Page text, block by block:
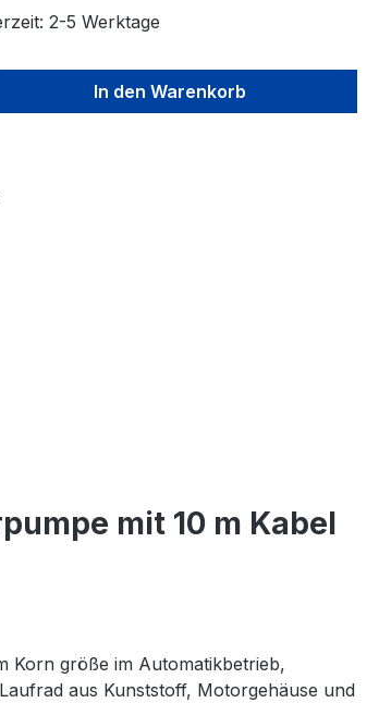
2-5 Werktage
den gewünschten Wert
In den Warenkorb
mit 10 m Kabel
Korn größe im Automatikbetrieb,
aus Kunststoff, Motorgehäuse und